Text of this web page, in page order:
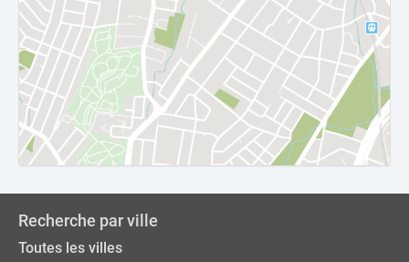
Recherche par ville
Toutes les villes